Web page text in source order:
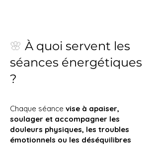
🌸 À quoi servent les
séances énergétiques
?
Chaque séance vise à apaiser,
soulager et accompagner les
douleurs physiques, les troubles
émotionnels ou les déséquilibres